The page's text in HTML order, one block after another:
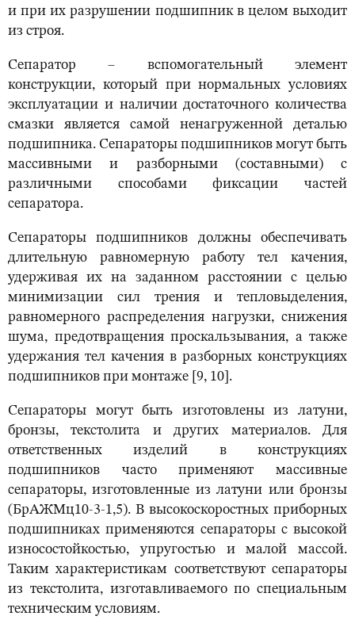
и при их разрушении подшипник в целом выходит
из строя.
Сепаратор – вспомогательный элемент
конструкции, который при нормальных условиях
эксплуатации и наличии достаточного количества
смазки является самой ненагруженной деталью
подшипника. Сепараторы подшипников могут быть
массивными и разборными (составными) с
различными способами фиксации частей
сепаратора.
Сепараторы подшипников должны обеспечивать
длительную равномерную работу тел качения,
удерживая их на заданном расстоянии с целью
минимизации сил трения и тепловыделения,
равномерного распределения нагрузки, снижения
шума, предотвращения проскальзывания, а также
удержания тел качения в разборных конструкциях
подшипников при монтаже [9, 10].
Сепараторы могут быть изготовлены из латуни,
бронзы, текстолита и других материалов. Для
ответственных изделий в конструкциях
подшипников часто применяют массивные
сепараторы, изготовленные из латуни или бронзы
(БрАЖМц10-3-1,5). В высокоскоростных приборных
подшипниках применяются сепараторы с высокой
износостойкостью, упругостью и малой массой.
Таким характеристикам соответствуют сепараторы
из текстолита, изготавливаемого по специальным
техническим условиям.